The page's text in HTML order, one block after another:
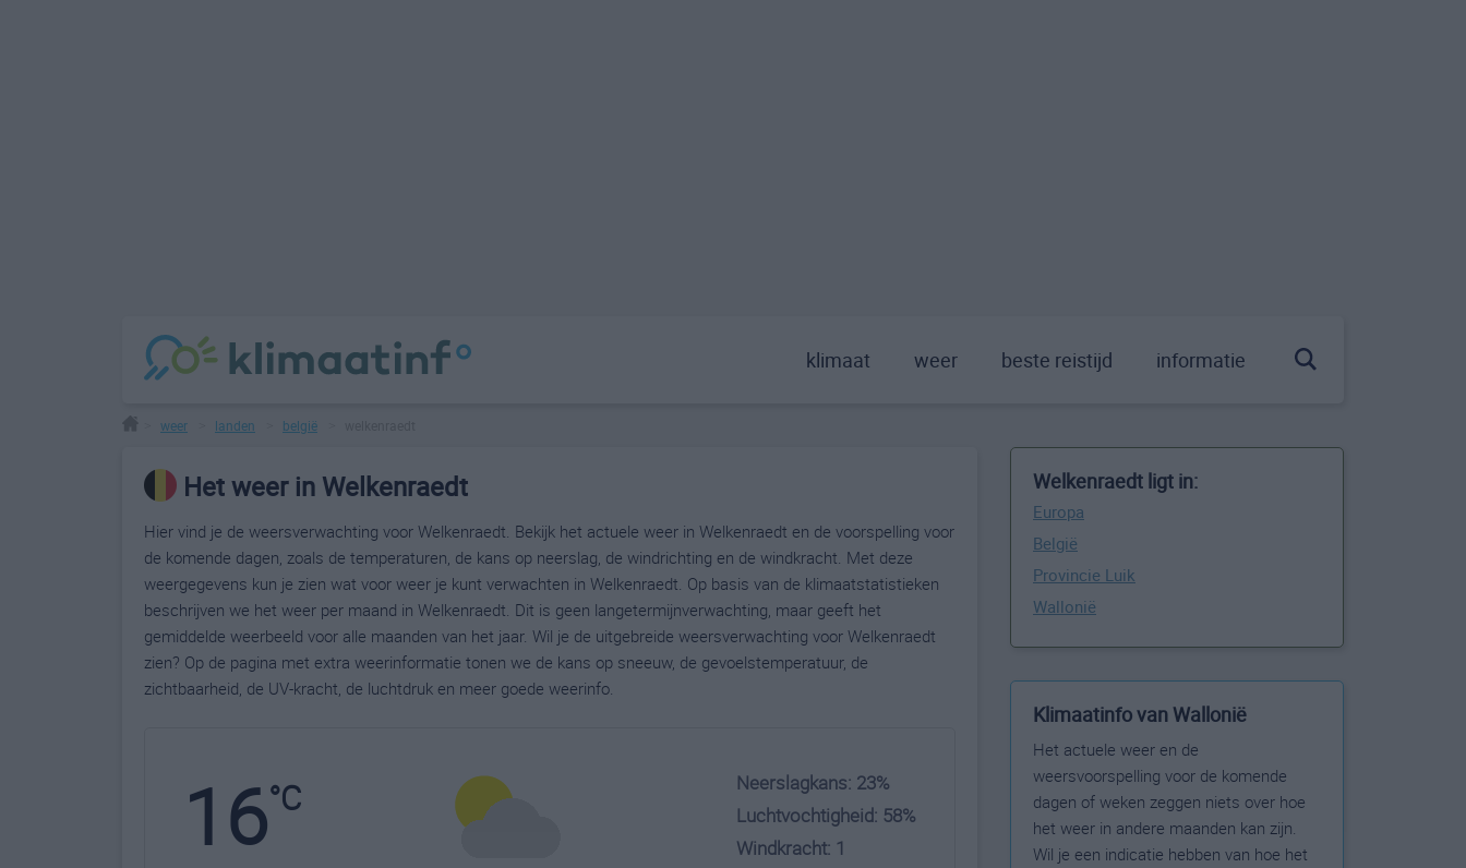
klimaat weer beste reistijd informatie
weer landen belgië
Het weer in Welkenraedt
Hier vind je de weersverwachting voor Welkenraedt. Bekijk het actuele weer in Welkenraedt en de voorspelling voor
de komende dagen, zoals de temperaturen, de kans op neerslag, de windrichting en de windkracht. Met deze
weergegevens kun je zien wat voor weer je kunt verwachten in Welkenraedt. Op basis van de klimaatstatistieken
beschrijven we het weer per maand in Welkenraedt. Dit is geen langetermijnverwachting, maar geeft het
gemiddelde weerbeeld voor alle maanden van het jaar. Wil je de uitgebreide weersverwachting voor Welkenraedt
zien? Op de pagina met extra weerinformatie tonen we de kans op sneeuw, de gevoelstemperatuur, de
zichtbaarheid, de UV-kracht, de luchtdruk en meer goede weerinfo.
16°C
Neerslagkans: 23%
Luchtvochtigheid: 58%
Windkracht: 1
Welkenraedt ligt in:
Europa
België
Provincie Luik
Wallonië
Klimaatinfo van Wallonië
Het actuele weer en de
weersvoorspelling voor de komende
dagen of weken zeggen niets over hoe
het weer in andere maanden kan zijn.
Wil je een indicatie hebben van hoe het